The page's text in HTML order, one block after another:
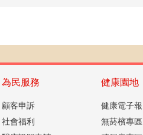
為民服務
顧客申訴
社會福利
健康園地
健康電子報
無菸檳專區